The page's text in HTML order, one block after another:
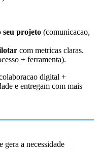
seu projeto (comunicacao,
com metricas claras.
+ ferramenta).
digital +
e entregam com mais
gera a necessidade